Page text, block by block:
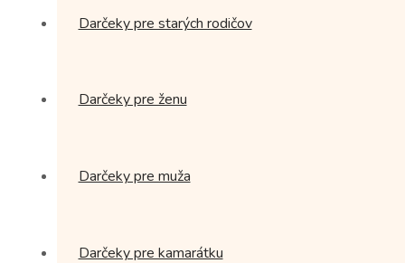
Darčeky pre starých rodičov
Darčeky pre ženu
Darčeky pre muža
Darčeky pre kamarátku